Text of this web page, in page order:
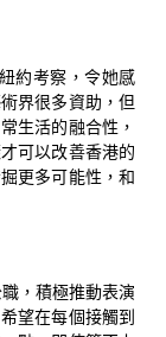
約考察，令她感
界很多資助，但
生活的融合性，
可以改善香港的
更多可能性，和
，積極推動表演
望在每個接觸到